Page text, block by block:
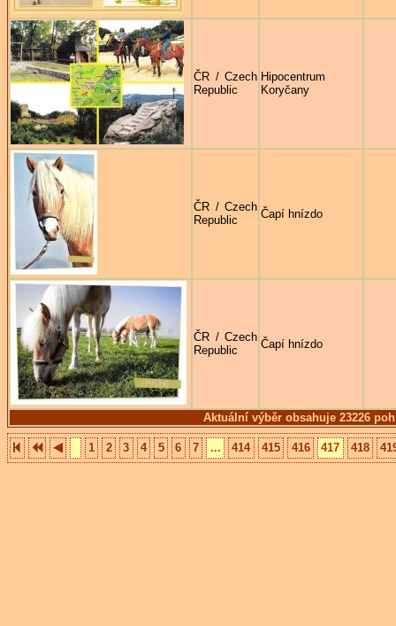
Aktuální výběr obsahuje 23226
ČR / Czech
Republic
Hipocentrum
Koryčany
ČR / Czech
Republic
Čapí hnízdo
ČR / Czech
Republic
Čapí hnízdo
1 2 3 4 5 6 7 ... 414 415 416 417 418